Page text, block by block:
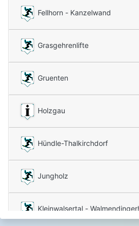
Fellhorn - Kanzelwand
Grasgehrenlifte
Gruenten
Holzgau
Hündle-Thalkirchdorf
Jungholz
Kleinwalsertal -